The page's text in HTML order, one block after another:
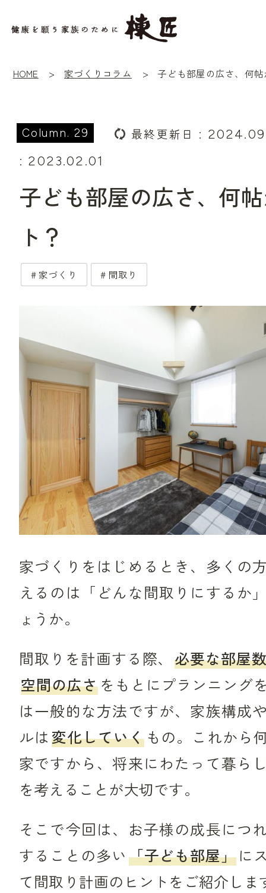
HOME 家づくりコラム 子ども部屋の広さ、何
29 最終更新日 :
: 2023.02.01
子ども部屋の広さ、何
ト？
家づくり 間取り
家づくりをはじめるとき、多くの
えるのは「どんな間取りにするか
ょうか。
間取りを計画する際、 必要な部屋
空間の広さをもとにプランニング
は一般的な方法ですが、家族構成
ルは変化していくもの。これから
家ですから、将来にわたって暮ら
を考えることが大切です。
そこで今回は、お子様の成長につ
することの多い「子ども部屋」に
て間取り計画のヒントをご紹介しま